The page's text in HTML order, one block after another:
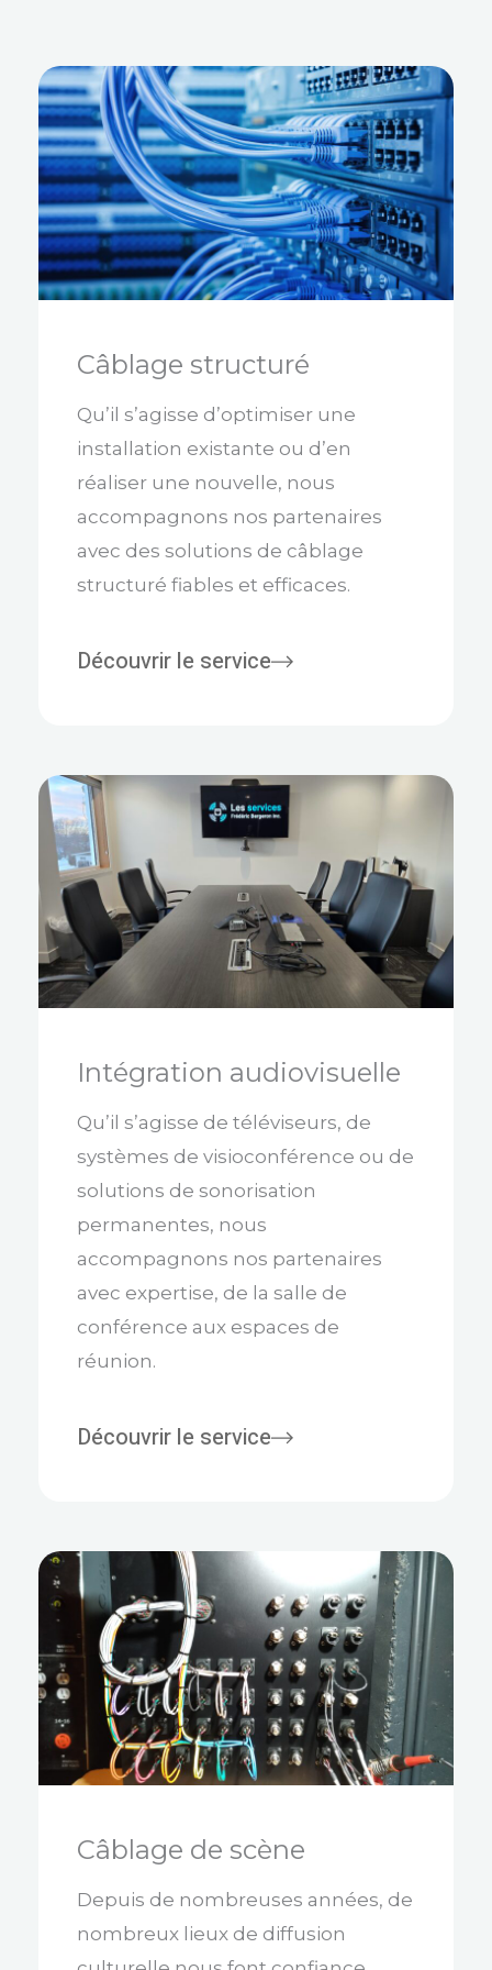
Câblage structuré
Qu’il s’agisse d’optimiser une
installation existante ou d’en
réaliser une nouvelle, nous
accompagnons nos partenaires
avec des solutions de câblage
structuré fiables et efficaces.
Découvrir le service
Intégration audiovisuelle
Qu’il s’agisse de téléviseurs, de
systèmes de visioconférence ou de
solutions de sonorisation
permanentes, nous
accompagnons nos partenaires
avec expertise, de la salle de
conférence aux espaces de
réunion.
Découvrir le service
Câblage de scène
Depuis de nombreuses années, de
nombreux lieux de diffusion